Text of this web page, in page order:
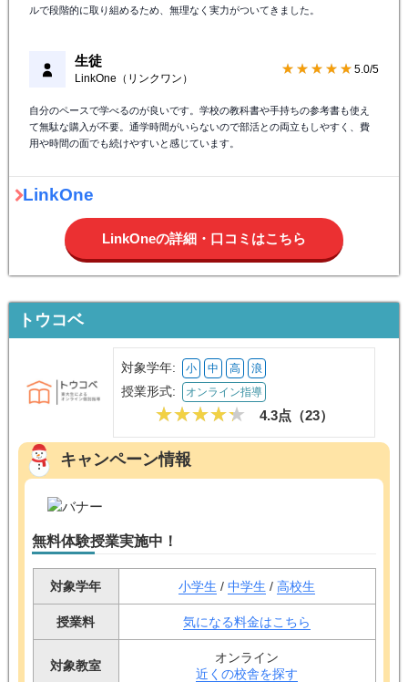
ルで段階的に取り組めるため、無理なく実力がついてきました。
生徒
LinkOne（リンクワン）
★★★★★ 5.0/5
自分のペースで学べるのが良いです。学校の教科書や手持ちの参考書も使え
て無駄な購入が不要。通学時間がいらないので部活との両立もしやすく、費
用や時間の面でも続けやすいと感じています。
LinkOne
LinkOneの詳細・口コミはこちら
トウコベ
対象学年: 小 中 高 浪
授業形式: オンライン指導
4.3点（23）
キャンペーン情報
無料体験授業実施中！
対象学年 小学生 / 中学生 / 高校生
授業料 気になる料金はこちら
対象教室
オンライン
近くの校舎を探す